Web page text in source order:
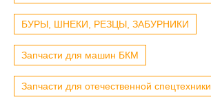
БУРЫ, ШНЕКИ, РЕЗЦЫ, ЗАБУРНИКИ
Запчасти для машин БКМ
Запчасти для отечественной спецтехники